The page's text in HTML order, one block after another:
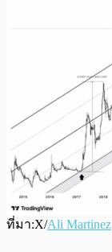
ที่มา:X/Ali Martinez